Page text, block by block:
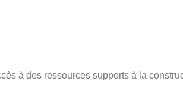
à des ressources supports à la